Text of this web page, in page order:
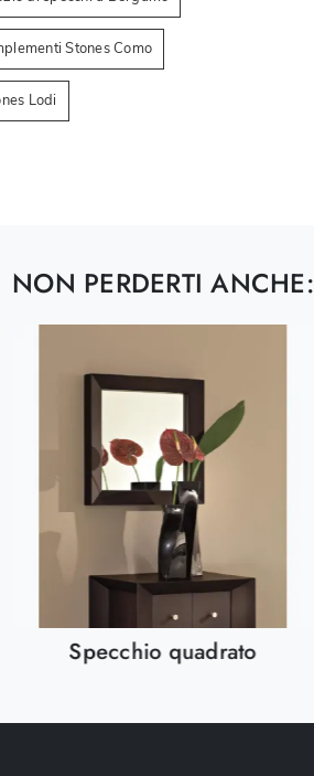
Stones Como
Lodi
NON PERDERTI ANCHE:
Specchio quadrato